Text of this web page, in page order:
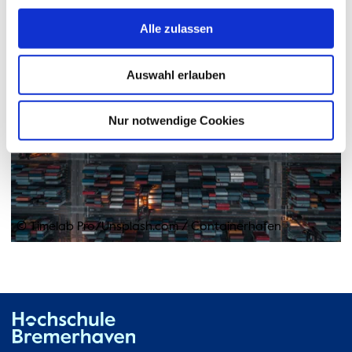
Alle zulassen
Auswahl erlauben
Nur notwendige Cookies
© Timelab Pro/Unsplash.com/ Containerhafen